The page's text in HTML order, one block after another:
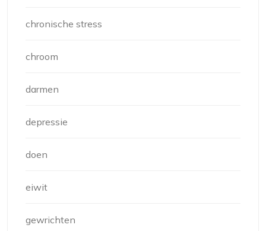
chronische stress
chroom
darmen
depressie
doen
eiwit
gewrichten